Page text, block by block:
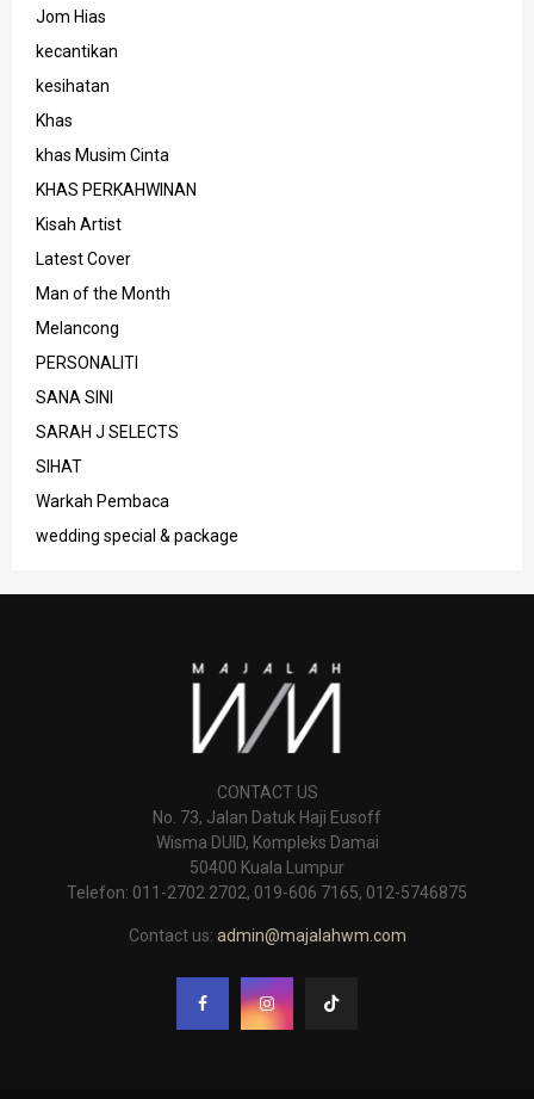
Jom Hias
kecantikan
kesihatan
Khas
khas Musim Cinta
KHAS PERKAHWINAN
Kisah Artist
Latest Cover
Man of the Month
Melancong
PERSONALITI
SANA SINI
SARAH J SELECTS
SIHAT
Warkah Pembaca
wedding special & package
CONTACT US
No. 73, Jalan Datuk Haji Eusoff
Wisma DUID, Kompleks Damai
50400 Kuala Lumpur
Telefon: 011-2702 2702, 019-606 7165, 012-5746875
Contact us: admin@majalahwm.com